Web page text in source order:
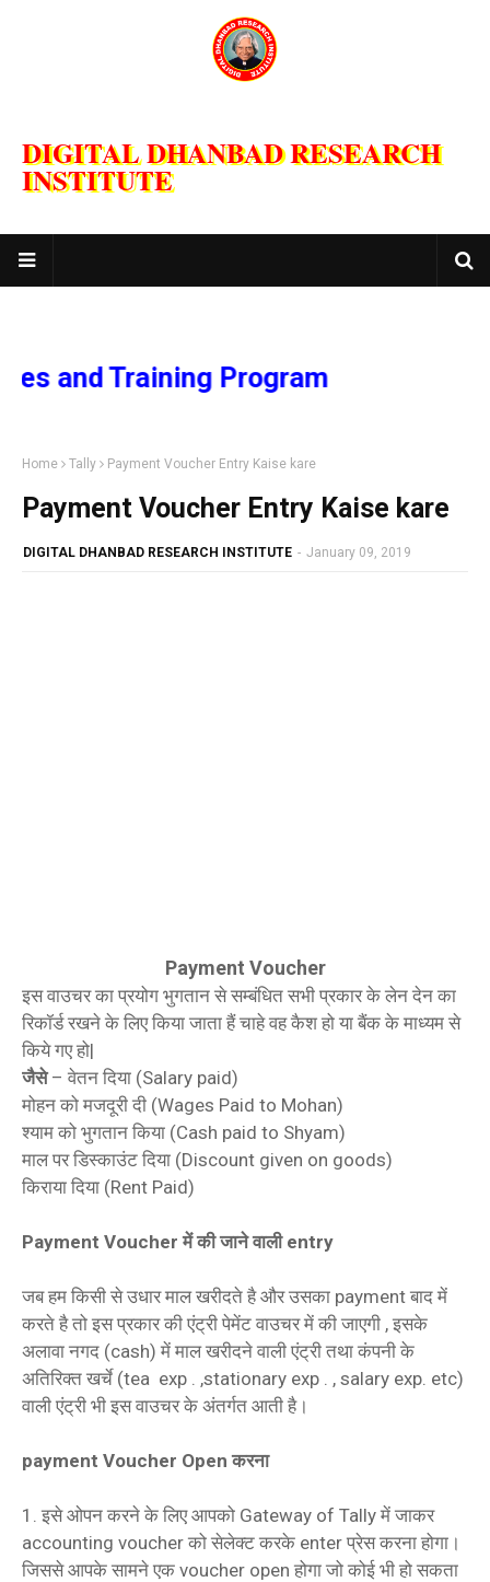
DIGITAL DHANBAD RESEARCH
INSTITUTE
Training Program
Home Tally Payment Voucher Entry Kaise kare
Payment Voucher Entry Kaise kare
DIGITAL DHANBAD RESEARCH INSTITUTE - January 09, 2019
Payment Voucher
इस वाउचर का प्रयोग भुगतान से सम्बंधित सभी प्रकार के लेन देन का
रिकॉर्ड रखने के लिए किया जाता हैं चाहे वह कैश हो या बैंक के माध्यम से
किये गए हो|
जैसे– वेतन दिया (Salary paid)
मोहन को मजदूरी दी (Wages Paid to Mohan)
श्याम को भुगतान किया (Cash paid to Shyam)
माल पर डिस्काउंट दिया (Discount given on goods)
किराया दिया (Rent Paid)
Payment Voucher में की जाने वाली entry
जब हम किसी से उधार माल खरीदते है और उसका payment बाद में
करते है तो इस प्रकार की एंट्री पेमेंट वाउचर में की जाएगी , इसके
अलावा नगद (cash) में माल खरीदने वाली एंट्री तथा कंपनी के
अतिरिक्त खर्चे (tea exp . ,stationary exp . , salary exp. etc)
वाली एंट्री भी इस वाउचर के अंतर्गत आती है।
payment Voucher Open करना
1. इसे ओपन करने के लिए आपको Gateway of Tally में जाकर
accounting voucher को सेलेक्ट करके enter प्रेस करना होगा।
जिससे आपके सामने एक voucher open होगा जो कोई भी हो सकता